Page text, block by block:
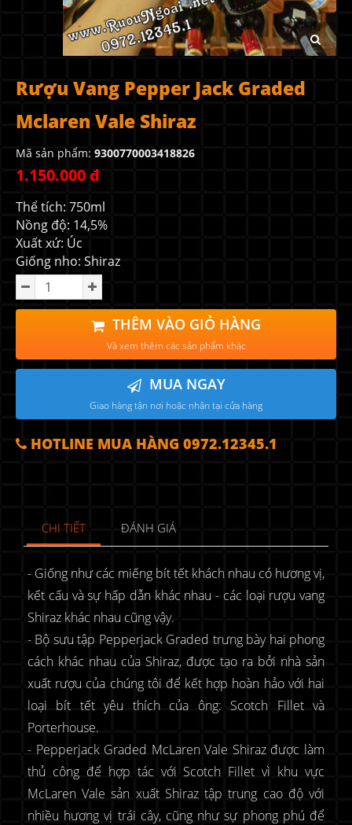
Rượu Vang Pepper Jack Graded
Mclaren Vale Shiraz
Mã sản phẩm: 9300770003418826
1.150.000 đ
Thể tích: 750ml
Nồng độ: 14,5%
Xuất xứ: Úc
Giống nho: Shiraz
THÊM VÀO GIỎ HÀNG
Và xem thêm các sản phẩm khác
MUA NGAY
Giao hàng tận nơi hoặc nhận tại cửa hàng
HOTLINE MUA HÀNG 0972.12345.1
CHI TIẾT ĐÁNH GIÁ
- Giống như các miếng bít tết khách nhau có hương vị,
kết cấu và sự hấp dẫn khác nhau - các loại rượu vang
Shiraz khác nhau cũng vậy.
- Bộ sưu tập Pepperjack Graded trưng bày hai phong
cách khác nhau của Shiraz, được tạo ra bởi nhà sản
xuất rượu của chúng tôi để kết hợp hoàn hảo với hai
loại bít tết yêu thích của ông: Scotch Fillet và
Porterhouse.
- Pepperjack Graded McLaren Vale Shiraz được làm
thủ công để hợp tác với Scotch Fillet vì khu vực
McLaren Vale sản xuất Shiraz tập trung cao độ với
nhiều hương vị trái cây, cũng như sự phong phú để